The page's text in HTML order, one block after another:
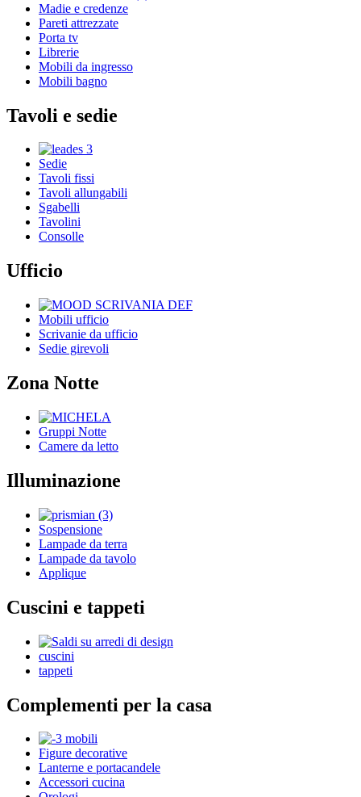
Madie e credenze
Pareti attrezzate
Porta tv
Librerie
Mobili da ingresso
Mobili bagno
Tavoli e sedie
Sedie
Tavoli fissi
Tavoli allungabili
Sgabelli
Tavolini
Consolle
Ufficio
Mobili ufficio
Scrivanie da ufficio
Sedie girevoli
Zona Notte
Gruppi Notte
Camere da letto
Illuminazione
Sospensione
Lampade da terra
Lampade da tavolo
Applique
Cuscini e tappeti
cuscini
tappeti
Complementi per la casa
Figure decorative
Lanterne e portacandele
Accessori cucina